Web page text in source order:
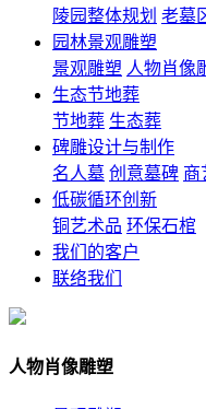
陵园整体规划 老墓
园林景观雕塑
景观雕塑 人物肖像
生态节地葬
节地葬 生态葬
碑雕设计与制作
名人墓 创意墓碑 商
低碳循环创新
铜艺术品 环保石棺
我们的客户
联络我们
人物肖像雕塑